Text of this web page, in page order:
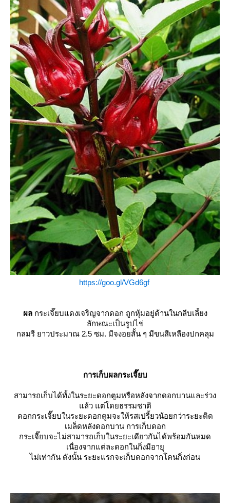
https://goo.gl/VGd6gf
ผลกระเจี๊ยบแดงเจริญจากดอก ถูกหุ้มอยู่ด้านในกลีบเลี้ยง
ลักษณะเป็นรูปไข่
กลมรี ยาวประมาณ 2.5 ซม. มีจงอยสั้น ๆ มีขนสีเหลืองปกคลุม
การเก็บผลกระเจี๊ยบ
สามารถเก็บได้ทั้งในระยะดอกตูมหรือหลังจากดอกบานและร่วง
ล้ว แต่โดยธรรมชาติ
ดอกกระเจี๊ยบในระยะดอกตูมจะให้รสเปรี้ยวน้อยกว่าระยะติด
เมล็ดหลังดอกบาน การเก็บดอก
กระเจี๊ยบจะไม่สามารถเก็บในระยะเดียวกันได้พร้อมกันหมด
เนื่องจากแต่ละดอกในกิ่งมีอายุ
ไม่เท่ากัน ดังนั้น ระยะแรกจะเก็บดอกจากโคนกิ่งก่อน